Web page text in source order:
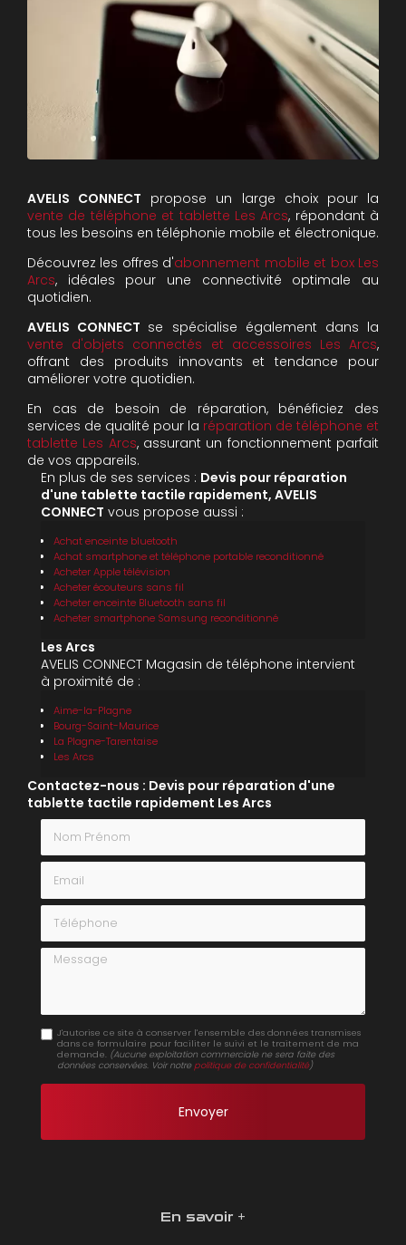
AVELIS CONNECT propose un large choix pour la
vente de téléphone et tablette Les Arcs, répondant à
tous les besoins en téléphonie mobile et électronique.
Découvrez les offres d'abonnement mobile et box Les
Arcs, idéales pour une connectivité optimale au
quotidien.
AVELIS CONNECT se spécialise également dans la
vente d'objets connectés et accessoires Les Arcs,
offrant des produits innovants et tendance pour
améliorer votre quotidien.
En cas de besoin de réparation, bénéficiez des
services de qualité pour la réparation de téléphone et
tablette Les Arcs, assurant un fonctionnement parfait
de vos appareils.
En plus de ses services : Devis pour réparation
d'une tablette tactile rapidement, AVELIS
CONNECT vous propose aussi :
Achat enceinte bluetooth
Achat smartphone et téléphone portable reconditionné
Acheter Apple télévision
Acheter écouteurs sans fil
Acheter enceinte Bluetooth sans fil
Acheter smartphone Samsung reconditionné
Les Arcs
AVELIS CONNECT Magasin de téléphone intervient
à proximité de :
Aime-la-Plagne
Bourg-Saint-Maurice
La Plagne-Tarentaise
Les Arcs
Contactez-nous : Devis pour réparation d'une
tablette tactile rapidement Les Arcs
Nom Prénom
Email
Téléphone
Message
J'autorise ce site à conserver l'ensemble des données transmises
dans ce formulaire pour faciliter le suivi et le traitement de ma
demande. (Aucune exploitation commerciale ne sera faite des
données conservées. Voir notre politique de confidentialité)
En savoir +